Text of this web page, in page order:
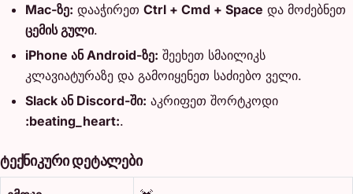
Mac-ზე: დააჭირეთ Ctrl + Cmd + Space და მოძებნეთ
ცემის გული.
iPhone ან Android-ზე: შეეხეთ სმაილიკს
კლავიატურაზე და გამოიყენეთ საძიებო ველი.
Slack ან Discord-ში: აკრიფეთ შორტკოდი
:beating_heart:.
ტექნიკური დეტალები